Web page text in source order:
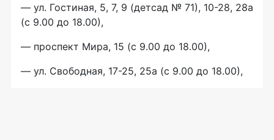
— ул. Гостиная, 5, 7, 9 (детсад № 71), 10-28, 28а
(с 9.00 до 18.00),
— проспект Мира, 15 (с 9.00 до 18.00),
— ул. Свободная, 17-25, 25а (с 9.00 до 18.00),